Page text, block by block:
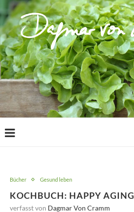
Bücher Gesund leben
KOCHBUCH: HAPPY AGING
verfasst von Dagmar Von Cramm